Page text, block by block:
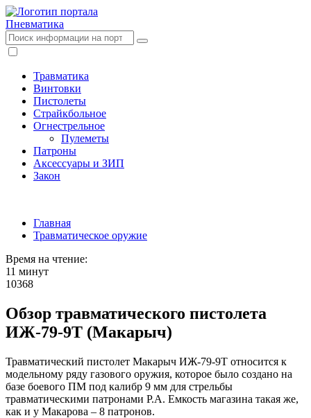
Пневматика
Травматика
Винтовки
Пистолеты
Страйкбольное
Огнестрельное
Пулеметы
Патроны
Аксессуары и ЗИП
Закон
Главная
Травматическое оружие
Время на чтение:
11 минут
10368
Обзор травматического пистолета
ИЖ-79-9Т (Макарыч)
Травматический пистолет Макарыч ИЖ-79-9Т относится к
модельному ряду газового оружия, которое было создано на
базе боевого ПМ под калибр 9 мм для стрельбы
травматическими патронами Р.А. Емкость магазина такая же,
как и у Макарова – 8 патронов.